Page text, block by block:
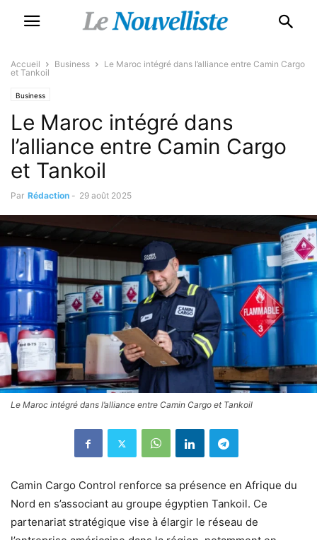
Accueil Business
Le Maroc intégré dans l’alliance entre Camin Cargo
et Tankoil
Business
Le Maroc intégré dans
l’alliance entre Camin Cargo
et Tankoil
Par Rédaction - 29 août 2025
Le Maroc intégré dans l’alliance entre Camin Cargo et Tankoil
Camin Cargo Control renforce sa présence en Afrique du
Nord en s’associant au groupe égyptien Tankoil. Ce
partenariat stratégique vise à élargir le réseau de